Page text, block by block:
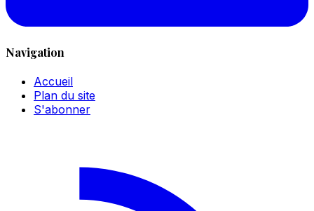
Navigation
Accueil
Plan du site
S'abonner